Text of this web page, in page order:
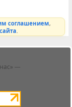
соглашением,
—